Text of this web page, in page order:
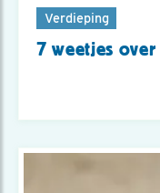
Verdieping
7 weetjes